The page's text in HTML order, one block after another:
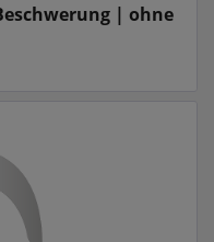
| ohne